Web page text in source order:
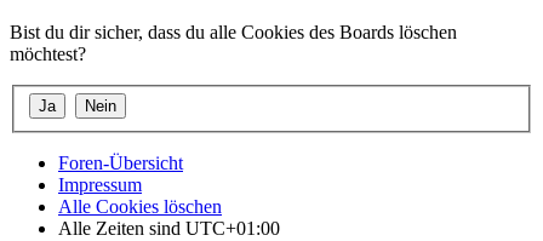
Bist du dir sicher, dass du alle Cookies des Boards löschen
möchtest?
Foren-Übersicht
Impressum
Alle Cookies löschen
Alle Zeiten sind UTC+01:00